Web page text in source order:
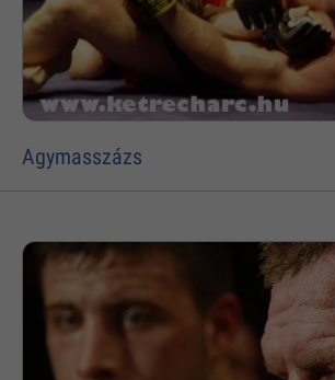
Agymasszázs